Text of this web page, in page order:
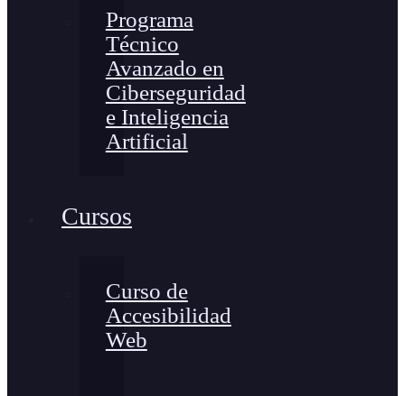
Programa
Técnico
Avanzado en
Ciberseguridad
e Inteligencia
Artificial
Cursos
Curso de
Accesibilidad
Web